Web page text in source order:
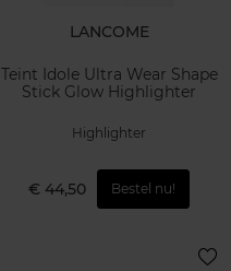
LANCOME
Teint Idole Ultra Wear Shape
Stick Glow Highlighter
Highlighter
€ 44,50 Bestel nu!